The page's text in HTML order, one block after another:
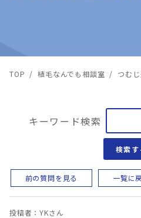
TOP / 植毛なんでも相談室 / つむ
キーワード検索
検索す
前の質問を見る 一覧に
投稿者：YKさん